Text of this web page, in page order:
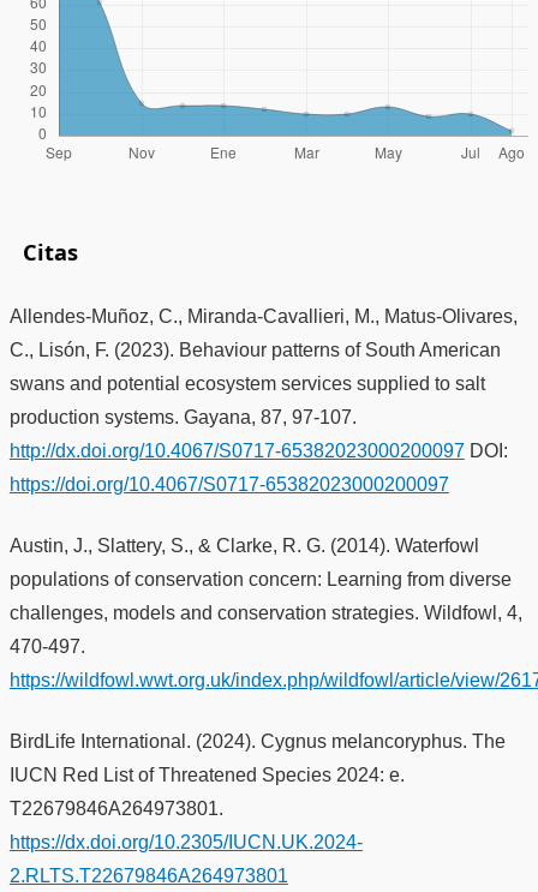
Citas
Allendes-Muñoz, C., Miranda-Cavallieri, M., Matus-Olivares,
C., Lisón, F. (2023). Behaviour patterns of South American
swans and potential ecosystem services supplied to salt
production systems. Gayana, 87, 97-107.
http://dx.doi.org/10.4067/S0717-65382023000200097DOI:
https://doi.org/10.4067/S0717-65382023000200097
Austin, J., Slattery, S., & Clarke, R. G. (2014). Waterfowl
populations of conservation concern: Learning from diverse
challenges, models and conservation strategies. Wildfowl, 4,
470-497.
https://wildfowl.wwt.org.uk/index.php/wildfowl/article/view/
BirdLife International. (2024). Cygnus melancoryphus. The
IUCN Red List of Threatened Species 2024: e.
T22679846A264973801.
https://dx.doi.org/10.2305/IUCN.UK.2024-
2.RLTS.T22679846A264973801